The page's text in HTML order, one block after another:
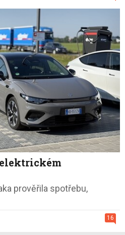
prověřila spotřebu,
16